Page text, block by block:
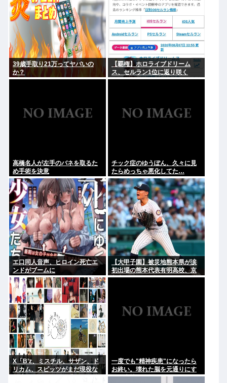
39歳手取り21万ってヤバいの
か？
【覇権】ホロライブドリーム
ス、セルラン1位に返り咲く
WIWIWIWIWIWIWIWIWIWIWIWI
高橋名人が左手のバネを取るた
め手術を決意
チック症のゆうぽん、久々に見
たらめっちゃ悪化してた…
エ口同人音声、ヒロイン死亡エ
ンドがブームに
【大甲子園】被災地熊本県が涙
初出場の熊本代表有明高校、京
都立命館に9回裏2アウトから逆
X「B’z、ミスチル、サザン、ド
リカム、スピッツがまだ現役な
一度でも"精神疾患"になったら
お終い。壊れた脳を元通りにす
る医療技術は無い。